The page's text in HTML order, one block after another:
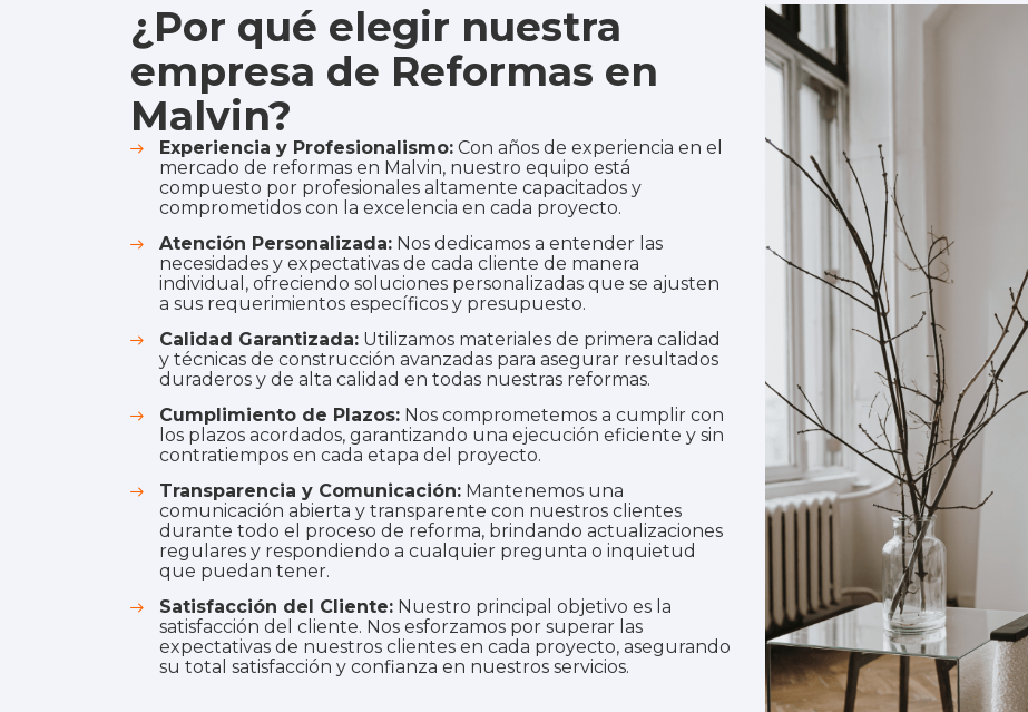
¿Por qué elegir nuestra
empresa de Reformas en
Malvin?
Experiencia y Profesionalismo: Con años de experiencia en el
mercado de reformas en Malvin, nuestro equipo está
compuesto por profesionales altamente capacitados y
comprometidos con la excelencia en cada proyecto.
Atención Personalizada: Nos dedicamos a entender las
necesidades y expectativas de cada cliente de manera
individual, ofreciendo soluciones personalizadas que se ajusten
a sus requerimientos específicos y presupuesto.
Calidad Garantizada: Utilizamos materiales de primera calidad
y técnicas de construcción avanzadas para asegurar resultados
duraderos y de alta calidad en todas nuestras reformas.
Cumplimiento de Plazos: Nos comprometemos a cumplir con
los plazos acordados, garantizando una ejecución eficiente y sin
contratiempos en cada etapa del proyecto.
Transparencia y Comunicación: Mantenemos una
comunicación abierta y transparente con nuestros clientes
durante todo el proceso de reforma, brindando actualizaciones
regulares y respondiendo a cualquier pregunta o inquietud
que puedan tener.
Satisfacción del Cliente: Nuestro principal objetivo es la
satisfacción del cliente. Nos esforzamos por superar las
expectativas de nuestros clientes en cada proyecto, asegurando
su total satisfacción y confianza en nuestros servicios.